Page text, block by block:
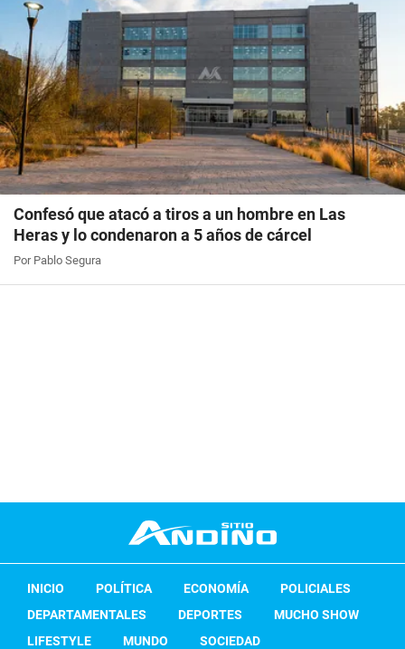
Confesó que atacó a tiros a un hombre en Las
Heras y lo condenaron a 5 años de cárcel
Por Pablo Segura
INICIO POLÍTICA ECONOMÍA
POLICIALES
DEPARTAMENTALES
DEPORTES
MUCHO SHOW
LIFESTYLE
MUNDO SOCIEDAD